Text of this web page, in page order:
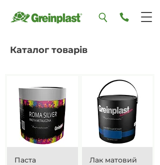
Каталог товарів
Паста
Лак матовий